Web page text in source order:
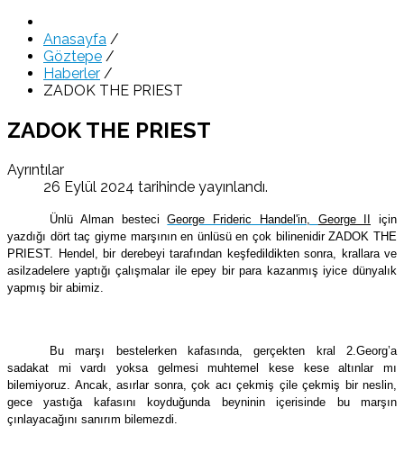
Anasayfa /
Göztepe /
Haberler /
ZADOK THE PRIEST
ZADOK THE PRIEST
Ayrıntılar
26 Eylül 2024 tarihinde yayınlandı.
Ünlü Alman besteciGeorge Frideric Handel'in, George II
için
yazdığı dört taç giyme marşının en ünlüsü en çok bilinenidir ZADOK THE
PRIEST. Hendel, bir derebeyi tarafından keşfedildikten sonra, krallara ve
asilzadelere yaptığı çalışmalar ile epey bir para kazanmış iyice dünyalık
yapmış bir abimiz.
Bu marşı bestelerken kafasında, gerçekten kral 2.Georg’a
sadakat mi vardı yoksa gelmesi muhtemel kese kese altınlar mı
bilemiyoruz. Ancak, asırlar sonra, çok acı çekmiş çile çekmiş bir neslin,
gece yastığa kafasını koyduğunda beyninin içerisinde bu marşın
çınlayacağını sanırım bilemezdi.